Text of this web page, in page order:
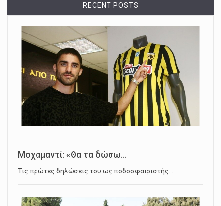
RECENT POSTS
Μοχαμαντί: «Θα τα δώσω...
Τις πρώτες δηλώσεις του ως ποδοσφαιριστής…